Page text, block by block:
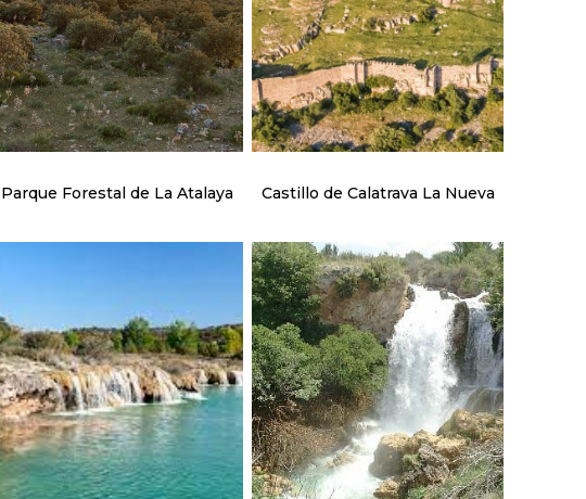
Parque Forestal de La Atalaya Castillo de Calatrava La Nueva